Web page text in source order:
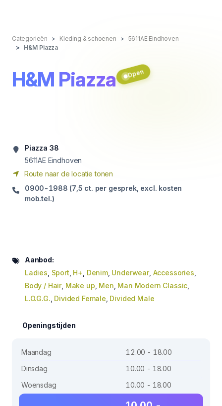
Categorieën Kleding & schoenen
5611AE Eindhoven
H&M Piazza
H&M Piazza Open
Piazza 38
5611AE Eindhoven
Route naar de locatie tonen
0900-1988 (7,5 ct. per gesprek, excl. kosten
mob.tel.)
Aanbod:
Ladies Sport H+ Denim, Underwear, Accessories
Body / Hair, Make up Men Man Modern Classic
L.O.G.G. Divided Female Divided Male
Openingstijden
Maandag
12.00 - 18.00
Dinsdag
10.00 - 18.00
Woensdag
10.00 - 18.00